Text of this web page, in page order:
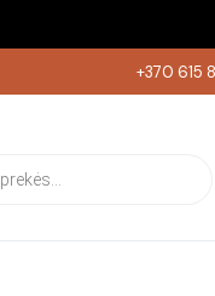
+370 615